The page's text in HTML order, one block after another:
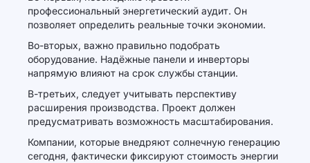
профессиональный энергетический аудит. Он
позволяет определить реальные точки экономии.
Во-вторых, важно правильно подобрать
оборудование. Надёжные панели и инверторы
напрямую влияют на срок службы станции.
В-третьих, следует учитывать перспективу
расширения производства. Проект должен
предусматривать возможность масштабирования.
Компании, которые внедряют солнечную генерацию
сегодня, фактически фиксируют стоимость энергии